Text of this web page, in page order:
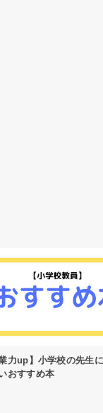
生の修学旅行！持ち物
ついて現役教員が解説